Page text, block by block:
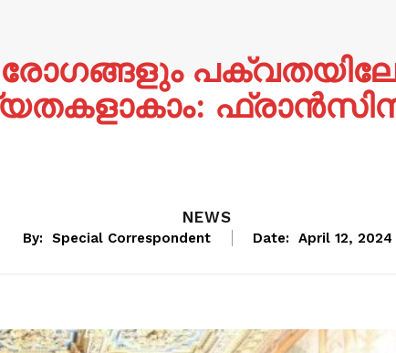
ഫ്രാൻസിസ്
NEWS
By: Special Correspondent Date: April 12, 2024